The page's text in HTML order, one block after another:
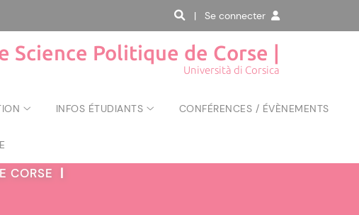
| Se connecter
Science Politique de Corse |
Università di Corsica
INFOS ÉTUDIANTS CONFÉRENCES / ÉVÈNEMENTS
CORSE |